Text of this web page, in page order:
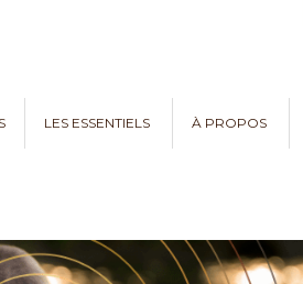
LES ESSENTIELS À PROPOS